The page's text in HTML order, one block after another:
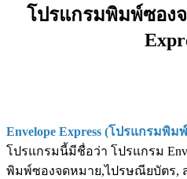
โปรแกรมพิมพ์ซอง
Envelope Express (โปรแกรมพิ
โปรแกรมนี้มีชื่อว่า โปรแกรม
พิมพ์ซองจดหมาย,ไปรษณียบัตร,